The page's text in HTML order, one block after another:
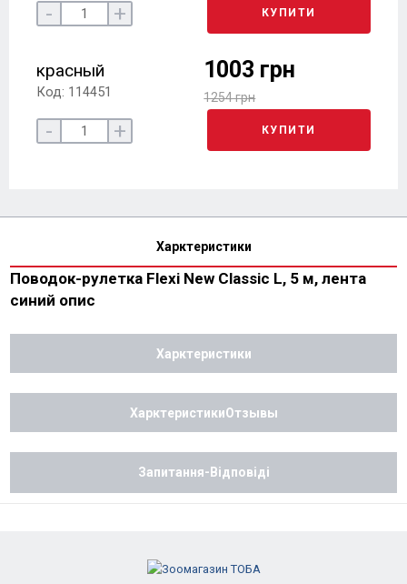
- + КУПИТИ
красный
Код: 114451
1003 грн
1254 грн
- + КУПИТИ
Харктеристики
Поводок-рулетка Flexi New Classic L, 5 м, лента
синий опис
Харктеристики
ХарктеристикиОтзывы
Запитання-Відповіді